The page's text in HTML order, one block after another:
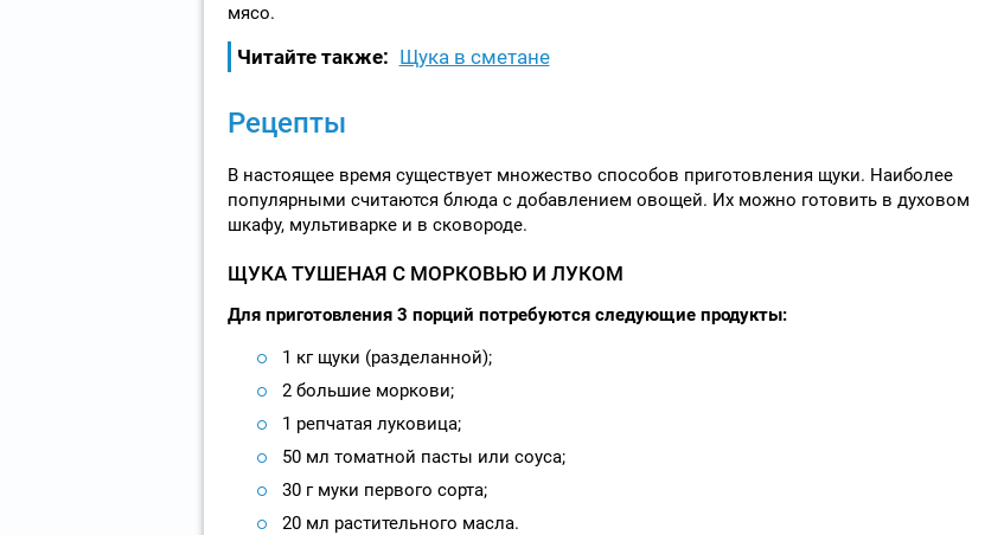
мясо.
Читайте также: Щука в сметане
Рецепты
В настоящее время существует множество способов приготовления щуки. Наиболее
популярными считаются блюда с добавлением овощей. Их можно готовить в духовом
шкафу, мультиварке и в сковороде.
ЩУКА ТУШЕНАЯ С МОРКОВЬЮ И ЛУКОМ
Для приготовления 3 порций потребуются следующие продукты:
1 кг щуки (разделанной);
2 большие моркови;
1 репчатая луковица;
50 мл томатной пасты или соуса;
30 г муки первого сорта;
20 мл растительного масла.